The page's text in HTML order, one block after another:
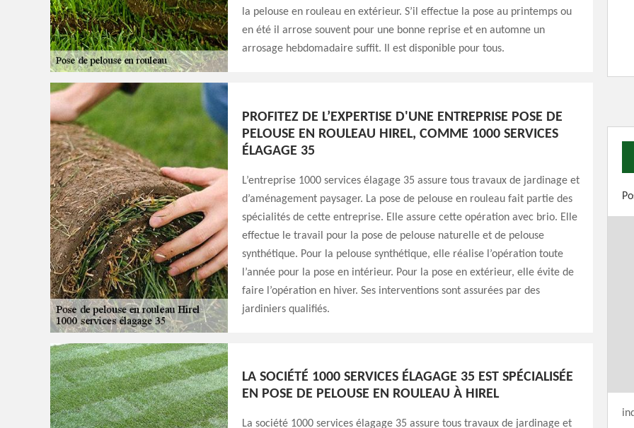
la pelouse en rouleau en extérieur. S’il effectue la pose au printemps ou
en été il arrose souvent pour une bonne reprise et en automne un
arrosage hebdomadaire suffit. Il est disponible pour tous.
PROFITEZ DE L’EXPERTISE D'UNE ENTREPRISE POSE DE
PELOUSE EN ROULEAU HIREL, COMME 1000 SERVICES
ÉLAGAGE 35
L’entreprise 1000 services élagage 35 assure tous travaux de jardinage et
d’aménagement paysager. La pose de pelouse en rouleau fait partie des
spécialités de cette entreprise. Elle assure cette opération avec brio. Elle
effectue le travail pour la pose de pelouse naturelle et de pelouse
synthétique. Pour la pelouse synthétique, elle réalise l’opération toute
l’année pour la pose en intérieur. Pour la pose en extérieur, elle évite de
faire l’opération en hiver. Ses interventions sont assurées par des
jardiniers qualifiés.
LA SOCIÉTÉ 1000 SERVICES ÉLAGAGE 35 EST SPÉCIALISÉE
EN POSE DE PELOUSE EN ROULEAU À HIREL
La société 1000 services élagage 35 assure tous travaux de jardinage et